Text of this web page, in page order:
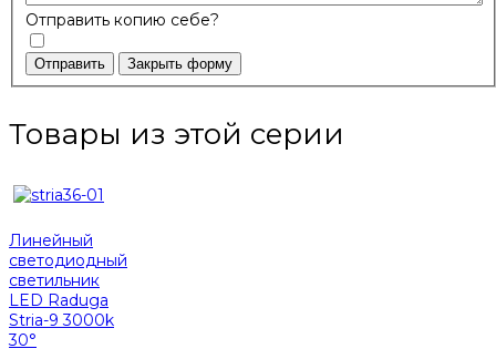
Отправить копию себе?
Отправить Закрыть форму
Товары из этой серии
Линейный
светодиодный
светильник
LED Raduga
Stria-9 3000k
30°